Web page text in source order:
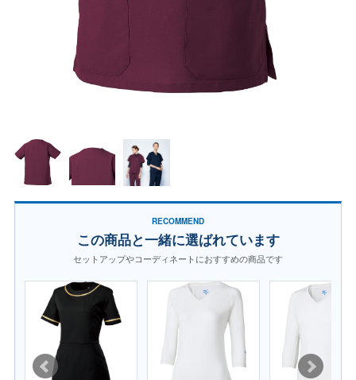
RECOMMEND
この商品と一緒に選ばれています
セットアップやコーディネートにおすすめの商品です